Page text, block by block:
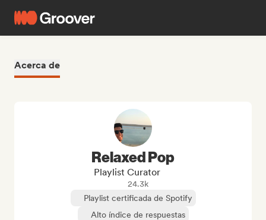
Acerca de
Relaxed Pop
Playlist Curator
24.3k
Playlist certificada de Spotify
Alto índice de respuestas